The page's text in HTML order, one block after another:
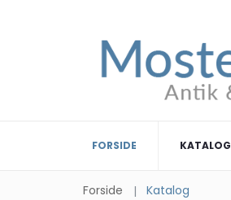
FORSIDE KATALOG
Forside Katalog